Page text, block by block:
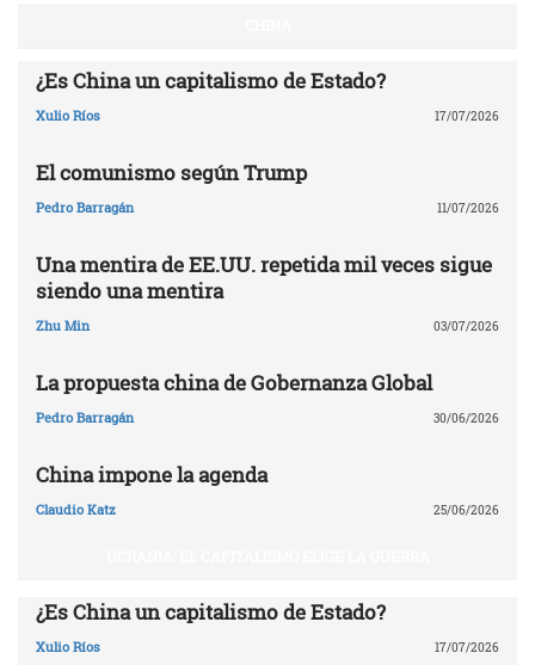
¿Es China un capitalismo de Estado?
Xulio Ríos 17/07/2026
El comunismo según Trump
Pedro Barragán 11/07/2026
Una mentira de EE.UU. repetida mil veces sigue
siendo una mentira
Zhu Min 03/07/2026
La propuesta china de Gobernanza Global
Pedro Barragán 30/06/2026
China impone la agenda
Claudio Katz 25/06/2026
¿Es China un capitalismo de Estado?
Xulio Ríos 17/07/2026